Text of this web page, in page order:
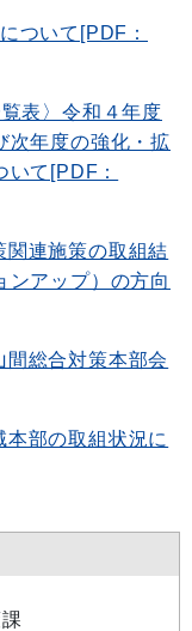
ついて[PDF：
表〉令和４年度
次年度の強化・拡
て[PDF：
関連施策の取組結
ンアップ）の方向
間総合対策本部会
本部の取組状況に